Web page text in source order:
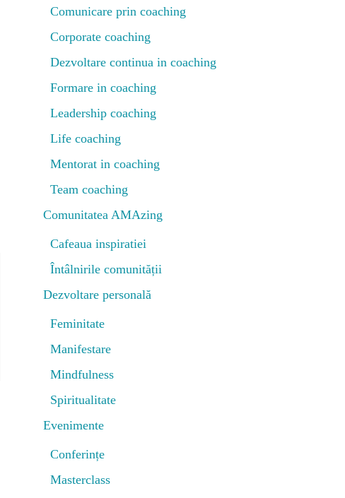
Comunicare prin coaching
Corporate coaching
Dezvoltare continua in coaching
Formare in coaching
Leadership coaching
Life coaching
Mentorat in coaching
Team coaching
Comunitatea AMAzing
Cafeaua inspiratiei
Întâlnirile comunității
Dezvoltare personală
Feminitate
Manifestare
Mindfulness
Spiritualitate
Evenimente
Conferințe
Masterclass